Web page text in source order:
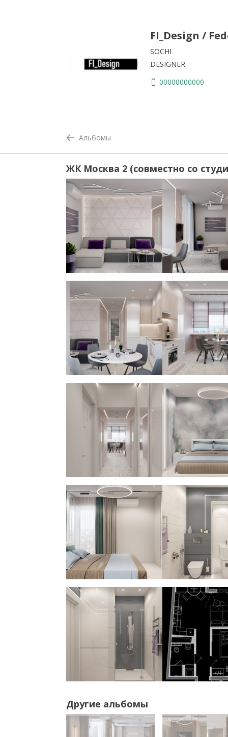
FI_Design /
SOCHI
DESIGNER
00000000000
Альбомы
ЖК Москва 2 (совместно со
Другие альбомы